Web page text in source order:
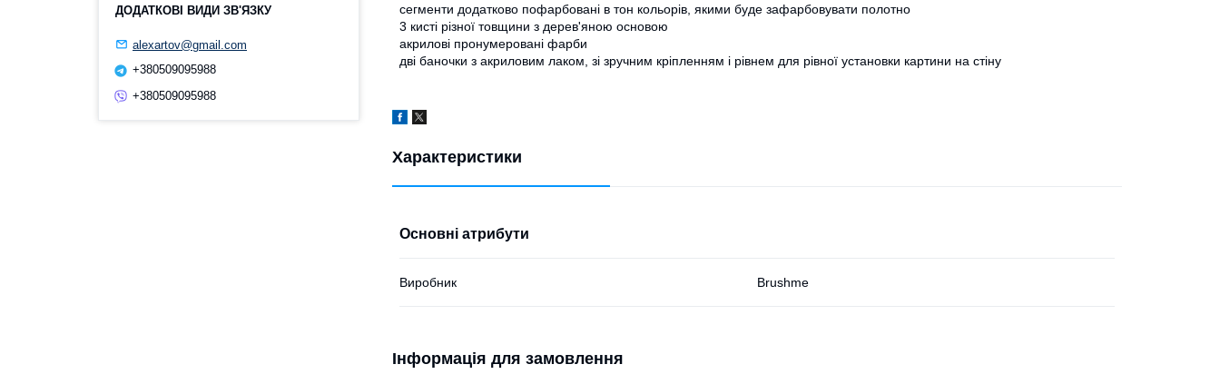
сегменти додатково пофарбовані в тон кольорів, якими буде зафарбовувати полотно
3 кисті різної товщини з дерев'яною основою
акрилові пронумеровані фарби
дві баночки з акриловим лаком, зі зручним кріпленням і рівнем для рівної установки картини на стіну
Характеристики
Основні атрибути
Виробник Brushme
Інформація для замовлення
alexartov@gmail.com
+380509095988
+380509095988